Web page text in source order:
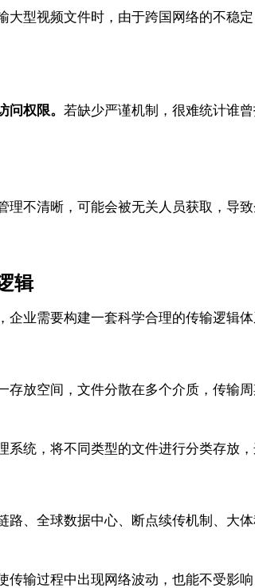
大型视频文件时，由于跨国网络的不稳
问权限。若缺少严谨机制，很难统计谁
不清晰，可能会被无关人员获取，导
辑
企业需要构建一套科学合理的传输逻辑
存放空间，文件分散在多个介质，传输
系统，将不同类型的文件进行分类存放
路、全球数据中心、断点续传机制、大
输过程中出现网络波动，也能不受影